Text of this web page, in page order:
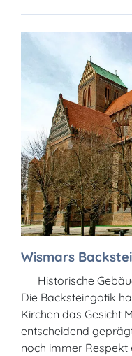
Wismars
Historische
Die Backsteingotik
Kirchen das Gesicht
entscheidend
noch immer Respekt